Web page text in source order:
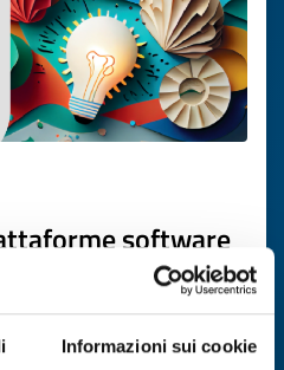
Informazioni sui cookie
software
europei